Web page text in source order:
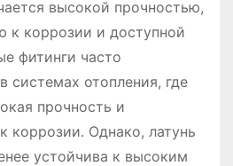
высокой прочностью,
к коррозии и доступной
фитинги часто
системах отопления, где
прочность и
коррозии. Однако, латунь
устойчива к высоким